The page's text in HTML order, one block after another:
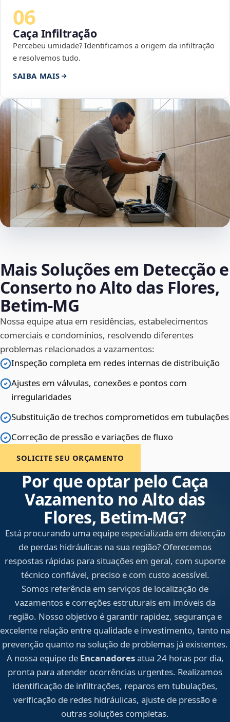
06
Caça Infiltração
Percebeu umidade? Identificamos a origem da infiltração
e resolvemos tudo.
SAIBA MAIS
Mais Soluções em Detecção e
Conserto no Alto das Flores,
Betim‑MG
Nossa equipe atua em residências, estabelecimentos
comerciais e condomínios, resolvendo diferentes
problemas relacionados a vazamentos:
Inspeção completa em redes internas de distribuição
Ajustes em válvulas, conexões e pontos com
irregularidades
Substituição de trechos comprometidos em tubulações
Correção de pressão e variações de fluxo
SOLICITE SEU ORÇAMENTO
Por que optar pelo Caça
Vazamento no Alto das
Flores, Betim‑MG?
Está procurando uma equipe especializada em detecção
de perdas hidráulicas na sua região? Oferecemos
respostas rápidas para situações em geral, com suporte
técnico confiável, preciso e com custo acessível.
Somos referência em serviços de localização de
vazamentos e correções estruturais em imóveis da
região. Nosso objetivo é garantir rapidez, segurança e
excelente relação entre qualidade e investimento, tanto na
prevenção quanto na solução de problemas já existentes.
A nossa equipe de Encanadoresatua 24 horas por dia,
pronta para atender ocorrências urgentes. Realizamos
identificação de infiltrações, reparos em tubulações,
verificação de redes hidráulicas, ajuste de pressão e
outras soluções completas.